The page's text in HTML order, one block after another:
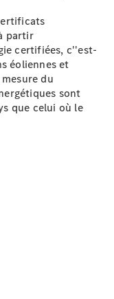
partir
certifiées, c''est-
éoliennes et
du
sont
que celui où le